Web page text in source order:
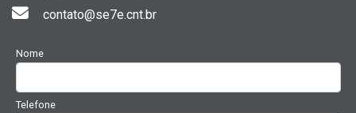
contato@se7e.cnt.br
Nome
Telefone